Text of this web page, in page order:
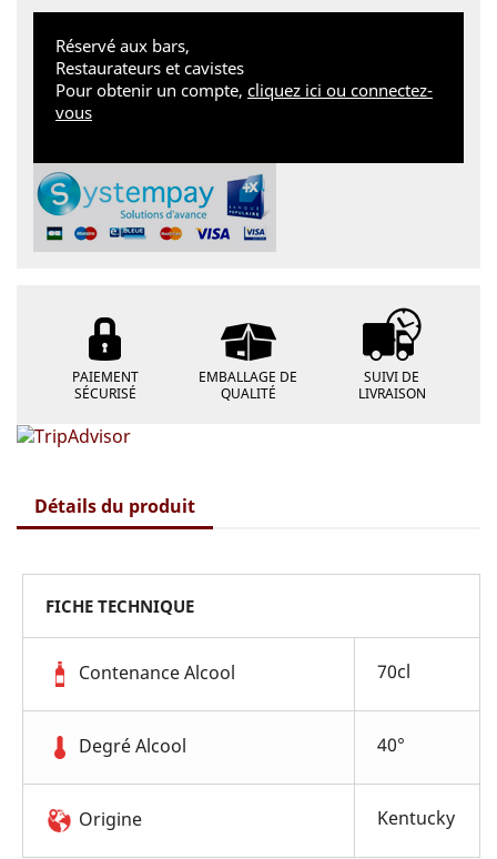
Réservé aux bars,
Restaurateurs et cavistes
Pour obtenir un compte, cliquez ici ou connectez-
vous
PAIEMENT
SÉCURISÉ
EMBALLAGE DE
QUALITÉ
SUIVI DE
LIVRAISON
Détails du produit
FICHE TECHNIQUE
Contenance Alcool 70cl
Degré Alcool 40°
Origine Kentucky